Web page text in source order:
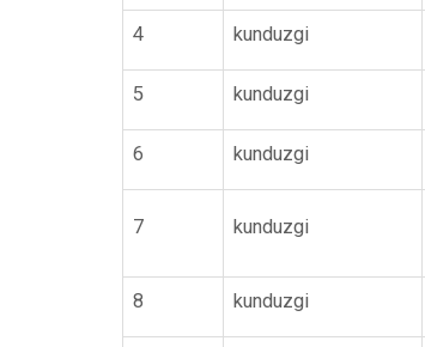
4 kunduzgi
5 kunduzgi
6 kunduzgi
7 kunduzgi
8 kunduzgi